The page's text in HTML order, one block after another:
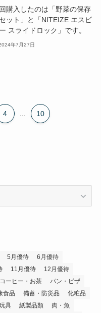
購入したのは「野菜の保存
ット」と「NITEIZE エスビ
スライドロック」です。
年7月27日
4 ... 10
5月優待
6月優待
11月優待
12月優待
コーヒー・お茶
パン・ピザ
食品 備蓄・防災品
化粧品
具 紙製品類
肉・魚